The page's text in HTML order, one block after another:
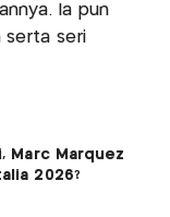
Ia pun
serta seri
Marc Marquez
2026?